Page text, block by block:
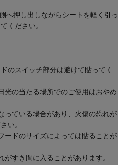
へ押し出しながらシートを軽く引っ
ください。
のスイッチ部分は避けて貼ってく
光の当たる場所でのご使用はおやめ
っている場合があり、火傷の恐れが
い。
ードのサイズによっては貼ることが
すき間に入ることがあります。